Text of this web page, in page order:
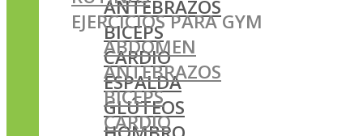
ANTEBRAZOS
BICEPS
CARDIO
ESPALDA
GLÚTEOS
EJERCICIOS PARA GYM
ABDOMEN
ANTEBRAZOS
BICEPS
CARDIO